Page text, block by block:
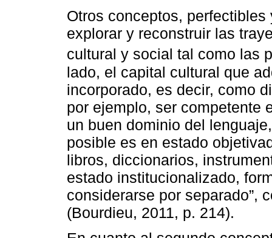
Otros conceptos,
explorar y reconstruir las
cultural y social tal como las
lado, el capital cultural que
incorporado, es decir, como
por ejemplo, ser competente
un buen dominio del
posible es en estado
libros, diccionarios,
estado institucionalizado,
considerarse por separado”,
(Bourdieu, 2011, p. 214).